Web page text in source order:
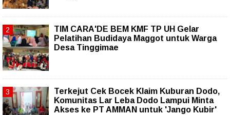
TIM CARA'DE BEM KMF TP UH Gelar
Pelatihan Budidaya Maggot untuk Warga
Desa Tinggimae
Terkejut Cek Bocek Klaim Kuburan Dodo,
Komunitas Lar Leba Dodo Lampui Minta
Akses ke PT AMMAN untuk 'Jango Kubir'